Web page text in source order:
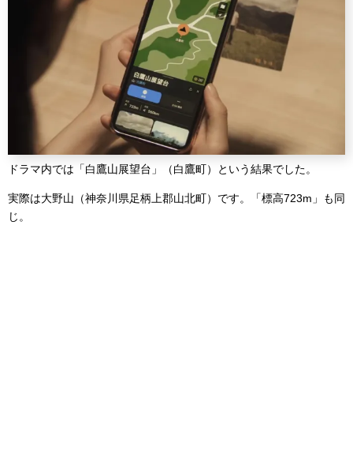
ドラマ内では「白鷹山展望台」（白鷹町）という結果でした。
実際は大野山（神奈川県足柄上郡山北町）です。「標高723m」も同
じ。